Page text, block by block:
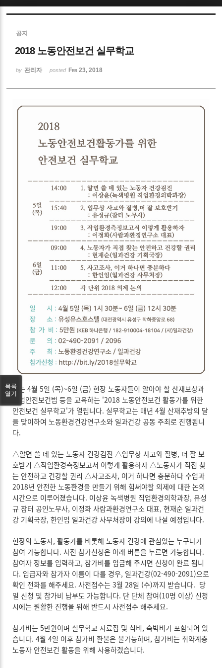
공지
2018 노동안전보건 실무학교
by 관리자 posted Feb 23, 2018
오는 4월 5일 (목)~6일 (금) 현장 노동자들이 알아야 할 산재보상과
산업안전보건법 등을 교육하는 '2018 노동안전보건 활동가를 위한
안전보건 실무학교'가 열립니다. 실무학교는 매년 4월 산재추방의 달
을 맞이하여 노동환경건강연구소와 일과건강 공동 주최로 진행됩니
다.
△알면 쓸 데 있는 노동자 건강검진 △업무상 사고와 질병, 더 잘 보
호받기 △작업환경측정보고서 이렇게 활용하자 △노동자가 직접 찾
는 안전하고 건강할 권리 △사고조사, 이거 하나면 충분하다 수업과
2018년 안전한 노동환경을 만들기 위해 힘써야할 의제에 대한 논의
시간으로 이루어졌습니다. 이상윤 녹색병원 직업환경의학과장, 유성
규 참터 공인노무사, 이정화 사람과환경연구소 대표, 현재순 일과건
강 기획국장, 한인임 일과건강 사무처장이 강의에 나설 예정입니다.
현장의 노동자, 활동가를 비롯해 노동자 건강에 관심있는 누구나가
참여 가능합니다. 사전 참가신청은 아래 버튼을 누르면 가능합니다.
참여자 정보를 입력하고, 참가비를 입금해 주시면 신청이 완료 됩니
다. 입급자와 참가자 이름이 다를 경우, 일과건강(02-490-2091)으로
확인 전화를 해주세요. 사전접수는 3월 28일 (수)까지 받습니다. 당
일 신청 및 참가비 납부도 가능합니다. 단 단체 참여(10명 이상) 신청
시에는 원활한 진행을 위해 반드시 사전접수 해주세요.
참가비는 5만원이며 실무학교 자료집 및 식비, 숙박비가 포함되어 있
습니다. 4월 4일 이후 참가비 환불은 불가능하며, 참가비는 취약계층
노동자 안전보건 활동을 위해 사용하겠습니다.
목록
열기
Sketchbook5, 스케치북5
Sketchbook5, 스케치북5